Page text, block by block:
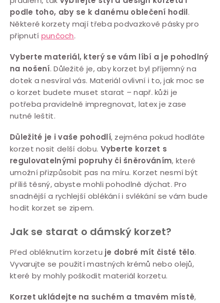
podle toho, aby se k danému oblečení hodil.
Některé korzety mají třeba podvazkové pásky pro
připnutí punčoch.
Vyberte materiál, který se vám líbí a je pohodlný
na nošení. Důležité je, aby korzet byl příjemný na
dotek a nesvíral vás. Materiál ovlivní i to, jak moc se
o korzet budete muset starat – např. kůži je
potřeba pravidelně impregnovat, latex je zase
nutné leštit.
Důležité je i vaše pohodlí, zejména pokud hodláte
korzet nosit delší dobu. Vyberte korzet s
regulovatelnými popruhy či šněrováním, které
umožní přizpůsobit pas na míru. Korzet nesmí být
příliš těsný, abyste mohli pohodlně dýchat. Pro
snadnější a rychlejší oblékání i svlékání se vám bude
hodit korzet se zipem.
Jak se starat o dámský korzet?
Před obléknutím korzetu je dobré mít čisté tělo.
Vyvarujte se použití mastných krémů nebo olejů,
které by mohly poškodit materiál korzetu.
Korzet ukládejte na suchém a tmavém místě,